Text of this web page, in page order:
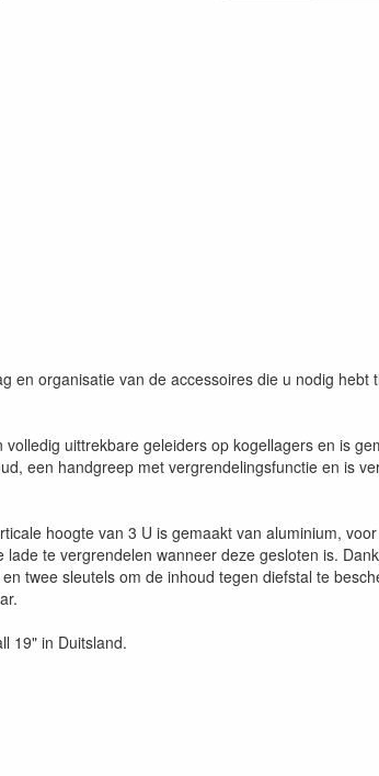
en organisatie van de accessoires die u nodig
uittrekbare geleiders op kogellagers en is
een handgreep met vergrendelingsfunctie en is
hoogte van 3 U is gemaakt van aluminium,
te vergrendelen wanneer deze gesloten is.
twee sleutels om de inhoud tegen diefstal te
19" in Duitsland.